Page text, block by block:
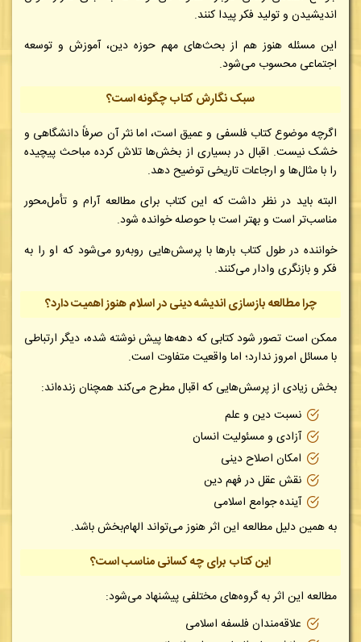
اندیشیدن و تولید فکر پیدا کنند.
این مسئله هنوز هم از بحث‌های مهم حوزه دین، آموزش و توسعه
اجتماعی محسوب می‌شود.
سبک نگارش کتاب چگونه است؟
اگرچه موضوع کتاب فلسفی و عمیق است، اما نثر آن صرفاً دانشگاهی و
خشک نیست. اقبال در بسیاری از بخش‌ها تلاش کرده مباحث پیچیده
را با مثال‌ها و ارجاعات تاریخی توضیح دهد.
البته باید در نظر داشت که این کتاب برای مطالعه آرام و تأمل‌محور
مناسب‌تر است و بهتر است با حوصله خوانده شود.
خواننده در طول کتاب بارها با پرسش‌هایی روبه‌رو می‌شود که او را به
فکر و بازنگری وادار می‌کنند.
چرا مطالعه بازسازی اندیشه دینی در اسلام هنوز اهمیت دارد؟
ممکن است تصور شود کتابی که دهه‌ها پیش نوشته شده، دیگر ارتباطی
با مسائل امروز ندارد؛ اما واقعیت متفاوت است.
بخش زیادی از پرسش‌هایی که اقبال مطرح می‌کند همچنان زنده‌اند:
نسبت دین و علم
آزادی و مسئولیت انسان
امکان اصلاح دینی
نقش عقل در فهم دین
آینده جوامع اسلامی
به همین دلیل مطالعه این اثر هنوز می‌تواند الهام‌بخش باشد.
این کتاب برای چه کسانی مناسب است؟
مطالعه این اثر به گروه‌های مختلفی پیشنهاد می‌شود:
علاقه‌مندان فلسفه اسلامی